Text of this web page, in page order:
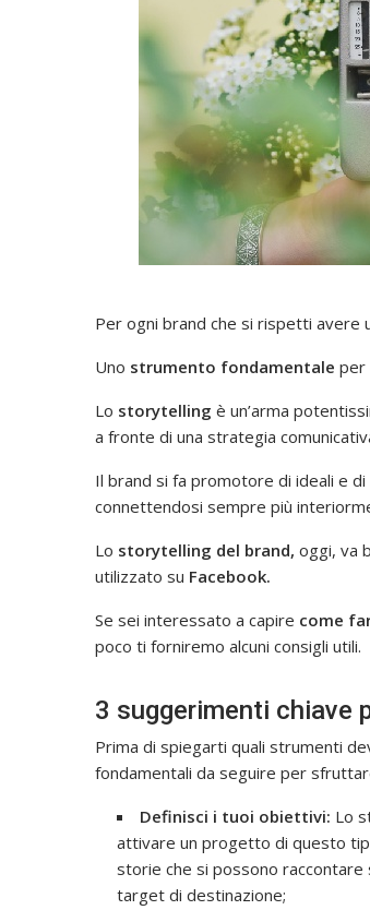
Per ogni brand che si rispetti avere
Uno strumento fondamentale per
Lo storytelling è un’arma
a fronte di una strategia
Il brand si fa promotore di ideali e
connettendosi sempre più
Lo storytelling del brand, oggi, va
utilizzato su Facebook.
Se sei interessato a capire come
poco ti forniremo alcuni consigli utili.
3 suggerimenti chiave
Prima di spiegarti quali strumenti
fondamentali da seguire per
Definisci i tuoi obiettivi: Lo
attivare un progetto di questo
storie che si possono raccontare
target di destinazione;